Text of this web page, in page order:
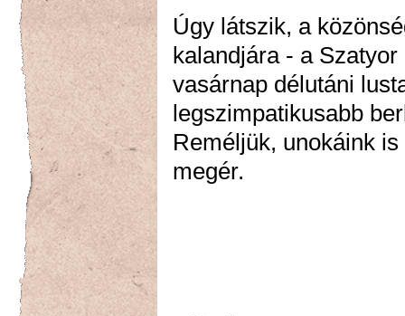
Úgy látszik, a
kalandjára - a
vasárnap délutáni
legszimpatikusabb
Reméljük, unokáink
megér.